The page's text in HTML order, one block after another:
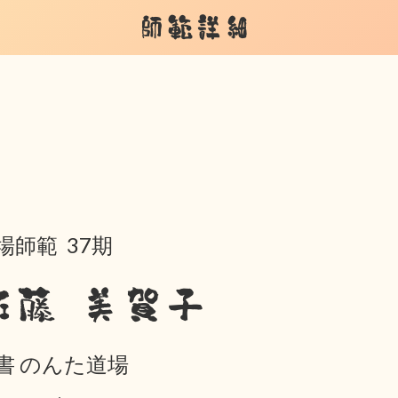
師範詳細
師範 37期
藤 美賀子
のんた道場